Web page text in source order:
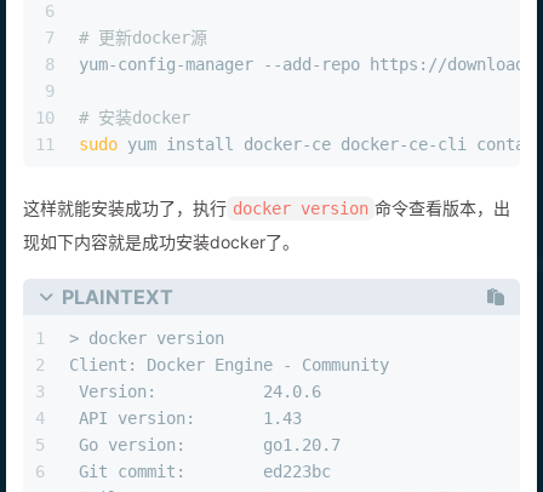
6
7
8
9
10
11
# 更新docker源
yum-config-manager --add-repo https://
# 安装docker
sudo yum install docker-ce docker-ce-cli
这样就能安装成功了，执行 docker version 命令查看版本，出
现如下内容就是成功安装docker了。
PLAINTEXT
1
2
3
4
5
6
> docker version
Client: Docker Engine - Community
Version:           24.0.6
API version:       1.43
Go version:        go1.20.7
Git commit:        ed223bc